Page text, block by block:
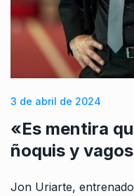
3 de abril de 2024
«Es mentira
ñoquis y
Jon Uriarte,